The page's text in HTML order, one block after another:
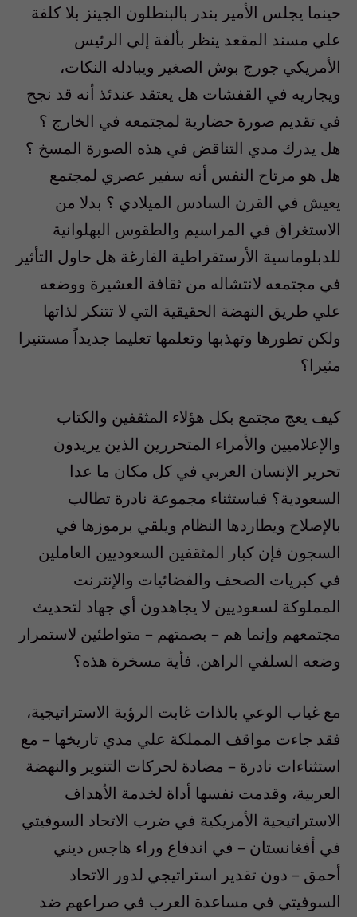
حينما يجلس الأمير بندر بالبنطلون الجينز بلا كلفة
علي مسند المقعد ينظر بألفة إلي الرئيس
الأمريكي جورج بوش الصغير ويبادله النكات،
ويجاريه في القفشات هل يعتقد عندئذ أنه قد نجح
في تقديم صورة حضارية لمجتمعه في الخارج ؟
هل يدرك مدي التناقض في هذه الصورة المسخ ؟
هل هو مرتاح النفس أنه سفير عصري لمجتمع
يعيش في القرن السادس الميلادي ؟ بدلا من
الاستغراق في المراسيم والطقوس البهلوانية
للدبلوماسية الأرستقراطية الفارغة هل حاول التأثير
في مجتمعه لانتشاله من ثقافة العشيرة ووضعه
علي طريق النهضة الحقيقية التي لا تتنكر لذاتها
ولكن تطورها وتهذبها وتعلمها تعليما جديداً مستنيرا
مثيرا؟
كيف يعج مجتمع بكل هؤلاء المثقفين والكتاب
والإعلاميين والأمراء المتحررين الذين يريدون
تحرير الإنسان العربي في كل مكان ما عدا
السعودية؟ فباستثناء مجموعة نادرة تطالب
بالإصلاح ويطاردها النظام ويلقي برموزها في
السجون فإن كبار المثقفين السعوديين العاملين
في كبريات الصحف والفضائيات والإنترنت
المملوكة لسعوديين لا يجاهدون أي جهاد لتحديث
مجتمعهم وإنما هم – بصمتهم – متواطئين لاستمرار
وضعه السلفي الراهن. فأية مسخرة هذه؟
مع غياب الوعي بالذات غابت الرؤية الاستراتيجية،
فقد جاءت مواقف المملكة علي مدي تاريخها – مع
استثناءات نادرة – مضادة لحركات التنوير والنهضة
العربية، وقدمت نفسها أداة لخدمة الأهداف
الاستراتيجية الأمريكية في ضرب الاتحاد السوفيتي
في أفغانستان – في اندفاع وراء هاجس ديني
أحمق – دون تقدير استراتيجي لدور الاتحاد
السوفيتي في مساعدة العرب في صراعهم ضد